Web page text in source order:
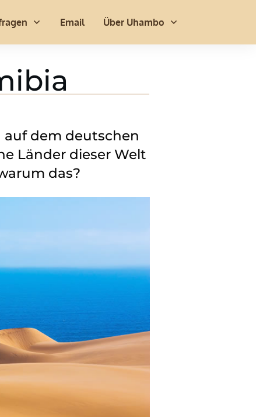
Email Über Uhambo
auf dem deutschen
Länder dieser Welt
das?